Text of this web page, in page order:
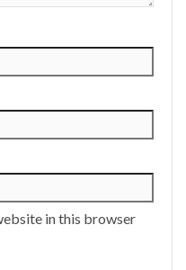
in this browser